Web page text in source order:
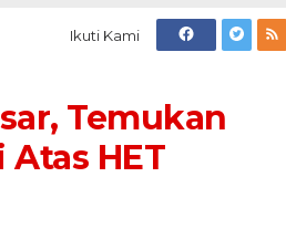
Ikuti Kami
Temukan
HET